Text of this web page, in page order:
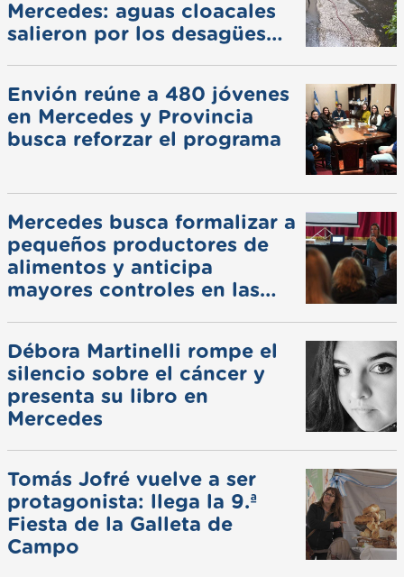
Mercedes: aguas cloacales
salieron por los desagües
Envión reúne a 480 jóvenes
en Mercedes y Provincia
busca reforzar el programa
Mercedes busca formalizar a
pequeños productores de
alimentos y anticipa
mayores controles en las
Débora Martinelli rompe el
silencio sobre el cáncer y
presenta su libro en
Mercedes
Tomás Jofré vuelve a ser
protagonista: llega la 9.ª
Fiesta de la Galleta de
Campo